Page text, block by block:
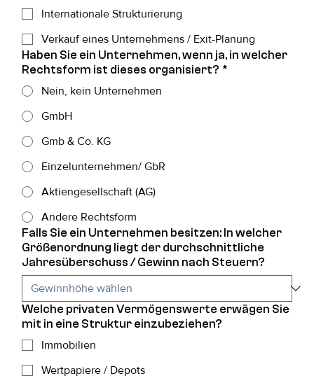
Internationale Strukturierung
Verkauf eines Unternehmens / Exit-Planung
Haben Sie ein Unternehmen, wenn ja, in welcher
Rechtsform ist dieses organisiert? *
Nein, kein Unternehmen
GmbH
Gmb & Co. KG
Einzelunternehmen/ GbR
Aktiengesellschaft (AG)
Andere Rechtsform
Falls Sie ein Unternehmen besitzen: In welcher
Größenordnung liegt der durchschnittliche
Jahresüberschuss / Gewinn nach Steuern?
Welche privaten Vermögenswerte erwägen Sie
mit in eine Struktur einzubeziehen?
Immobilien
Wertpapiere / Depots